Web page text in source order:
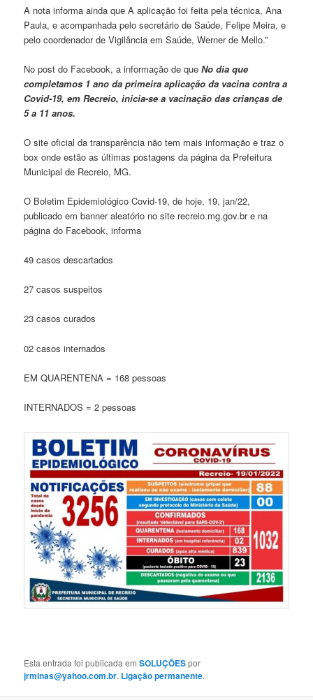
A nota informa ainda que A aplicação foi feita pela técnica, Ana
Paula, e acompanhada pelo secretário de Saúde, Felipe Meira, e
pelo coordenador de Vigilância em Saúde, Werner de Mello.”
No post do Facebook, a informação de queNo dia que
completamos 1 ano da primeira aplicação da vacina contra a
Covid-19, em Recreio, inicia-se a vacinação das crianças de
5 a 11 anos.
O site oficial da transparência não tem mais informação e traz o
box onde estão as últimas postagens da página da Prefeitura
Municipal de Recreio, MG.
O Boletim Epidemiológico Covid-19, de hoje, 19, jan/22,
publicado em banner aleatório no site recreio.mg.gov.br e na
página do Facebook, informa
49 casos descartados
27 casos suspeitos
23 casos curados
02 casos internados
EM QUARENTENA = 168 pessoas
INTERNADOS = 2 pessoas
Esta entrada foi publicada emSOLUÇÕESpor
jrminas@yahoo.com.br. Ligação permanente.